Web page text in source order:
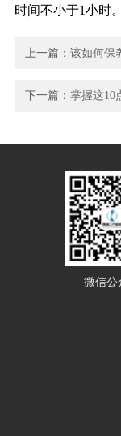
时间不小于1小时。
上一篇：该如何保
下一篇：掌握这10
微信公